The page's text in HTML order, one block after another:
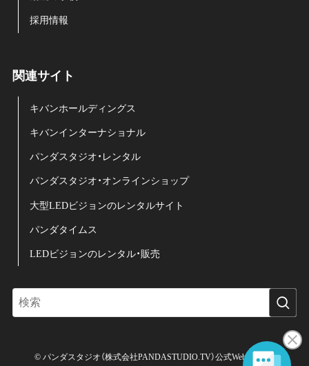
採用情報
関連サイト
キバンホールディングス
キバンインターナショナル
パンダスタジオ・レンタル
パンダスタジオ・オンラインショップ
大型LEDビジョンのレンタルサイト
パンダタイムス
LEDビジョンのレンタル・販売
©パンダスタジオ（株式会社PANDASTUDIO.TV）公式Web サイト.